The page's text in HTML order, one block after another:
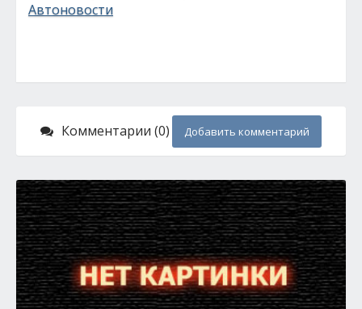
Автоновости
Комментарии (0) Добавить комментарий